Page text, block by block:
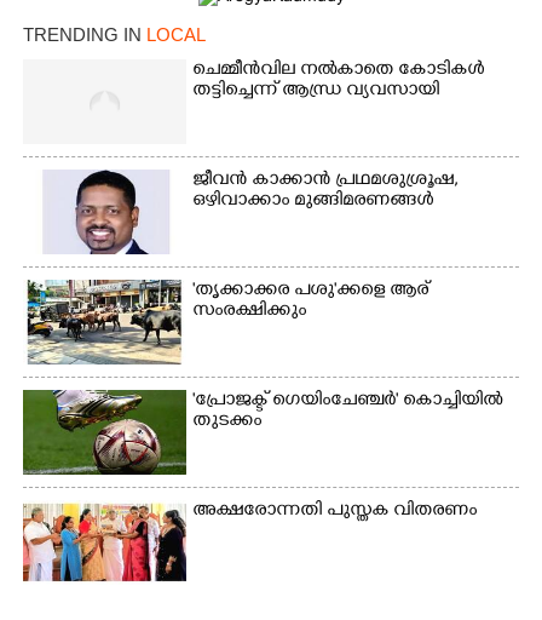
TRENDING IN LOCAL
ചെമ്മീൻവില നൽകാതെ കോടികൾ
തട്ടിച്ചെന്ന് ആന്ധ്ര വ്യവസായി
ജീവൻ കാക്കാൻ പ്രഥമശുശ്രൂഷ,
ഒഴിവാക്കാം മുങ്ങിമരണങ്ങൾ
'തൃക്കാക്കര പശു'ക്കളെ ആര്
സംരക്ഷിക്കും
'പ്രോജക്ട് ഗെയിംചേഞ്ചർ' കൊച്ചിയിൽ
തുടക്കം
അക്ഷരോന്നതി പുസ്തക വിതരണം